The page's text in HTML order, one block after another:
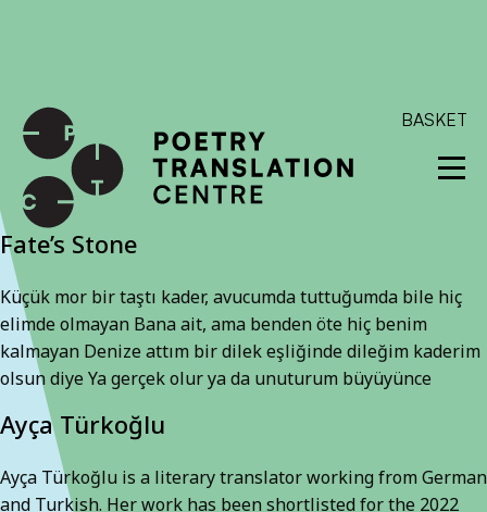
BASKET
Fate’s Stone
Küçük mor bir taştı kader, avucumda tuttuğumda bile hiç
elimde olmayan Bana ait, ama benden öte hiç benim
kalmayan Denize attım bir dilek eşliğinde dileğim kaderim
olsun diye Ya gerçek olur ya da unuturum büyüyünce
Ayça Türkoğlu
Ayça Türkoğlu is a literary translator working from German
and Turkish. Her work has been shortlisted for the 2022